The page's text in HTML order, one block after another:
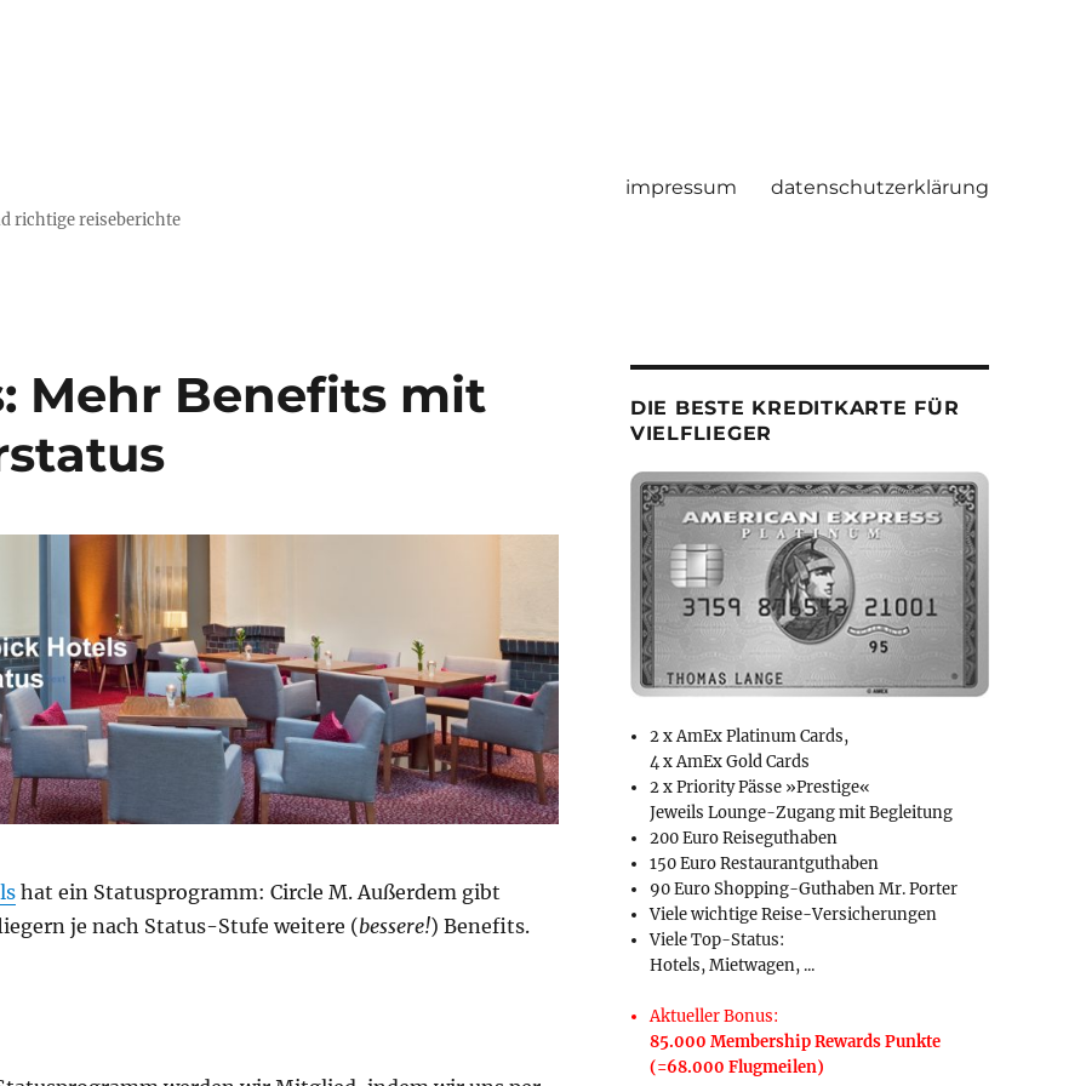
richtige reiseberichte
impressum datenschutzerklärung
Mehr Benefits mit
hat ein Statusprogramm: Circle M. Außerdem gibt
je nach Status-Stufe weitere (bessere!) Benefits.
DIE BESTE KREDITKARTE FÜR
VIELFLIEGER
2 x AmEx Platinum Cards,
4 x AmEx Gold Cards
2 x Priority Pässe »Prestige«
Jeweils Lounge-Zugang mit Begleitung
200 Euro Reiseguthaben
150 Euro Restaurantguthaben
90 Euro Shopping-Guthaben Mr. Porter
Viele wichtige Reise-Versicherungen
Viele Top-Status:
Hotels, Mietwagen, ...
Aktueller Bonus:
85.000 Membership Rewards Punkte
(=68.000 Flugmeilen)